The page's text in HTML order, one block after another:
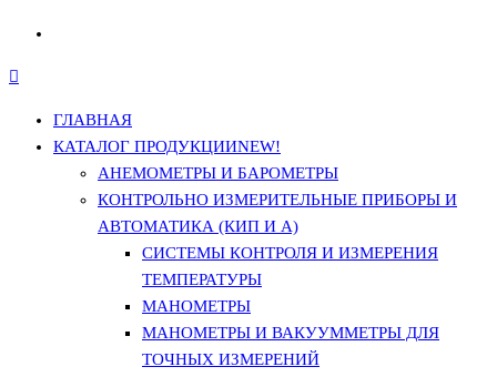
ГЛАВНАЯ
КАТАЛОГ ПРОДУКЦИИNEW!
АНЕМОМЕТРЫ И БАРОМЕТРЫ
КОНТРОЛЬНО ИЗМЕРИТЕЛЬНЫЕ ПРИБОРЫ И
АВТОМАТИКА (КИП И А)
СИСТЕМЫ КОНТРОЛЯ И ИЗМЕРЕНИЯ
ТЕМПЕРАТУРЫ
МАНОМЕТРЫ
МАНОМЕТРЫ И ВАКУУММЕТРЫ ДЛЯ
ТОЧНЫХ ИЗМЕРЕНИЙ